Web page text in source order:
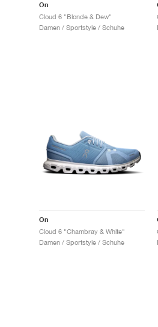
On
Cloud 6 "Blonde & Dew"
Damen / Sportstyle / Schuhe
On
Cloud 6 "Chambray & White"
Damen / Sportstyle / Schuhe